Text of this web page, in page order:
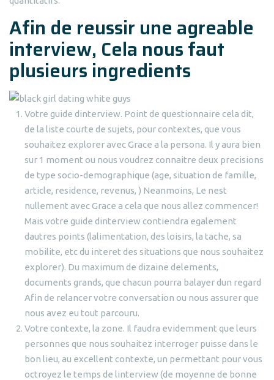
Afin de reussir une agreable
interview, Cela nous faut
plusieurs ingredients
Votre guide dinterview. Point de questionnaire cela dit,
de la liste courte de sujets, pour contextes, que vous
souhaitez explorer avec Grace a la persona. Il y aura bien
sur 1 moment ou nous voudrez connaitre deux precisions
de type socio-demographique (age, situation de famille,
article, residence, revenus, ) Neanmoins, Le nest
nullement avec Grace a cela que nous allez commencer!
Mais votre guide dinterview contiendra egalement
dautres points (lalimentation, des loisirs, la tache, sa
mobilite, etc du interet des situations que nous souhaitez
explorer). Du maximum de dizaine delements,
documents grands, que chacun pourra balayer dun regard
Afin de relancer votre conversation ou nous assurer que
nous avez eu tout parcouru.
Votre contexte, la zone. Il faudra evidemment que leurs
personnes que nous souhaitez interroger puisse dans le
bon lieu, au excellent contexte, un permettant pour vous
octroyez le temps de linterview (de moyenne de bonne